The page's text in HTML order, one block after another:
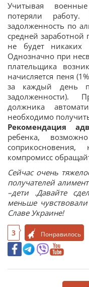
Учитывая
потеряли
задолженность по
средней заработной
не будет никаких
Однозначно при
плательщика
начисляется пеня
за каждый день
задолженности).
должника
необходимо
Рекомендация
ребенка,
компромисс
Сейчас очень
получателей
–дети .Давайте
меньше
Славе Украине!
3 Понравилось